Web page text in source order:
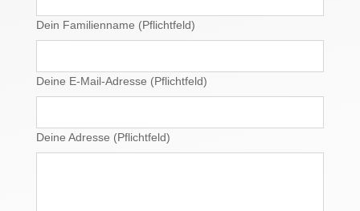
Dein Familienname (Pflichtfeld)
Deine E-Mail-Adresse (Pflichtfeld)
Deine Adresse (Pflichtfeld)